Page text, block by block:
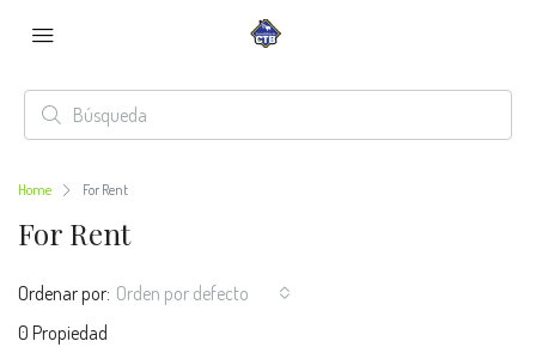
Home For Rent
For Rent
0 Propiedad
Ordenar por: Orden por defecto